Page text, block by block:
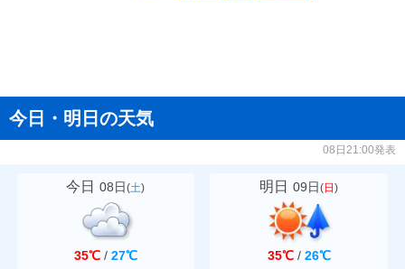
今日・明日の天気
08日21:00発表
今日 08日(土)
35℃ / 27℃
明日 09日(日)
35℃ / 26℃